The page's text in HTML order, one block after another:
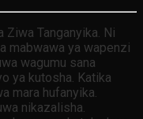
Tanganyika. Ni
mabwawa ya wapenzi
wagumu sana
ya kutosha. Katika
mara hufanyika.
nikazalisha.